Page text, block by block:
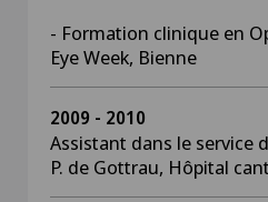
- Formation clinique en
Eye Week, Bienne
2009 - 2010
Assistant dans le service
P. de Gottrau, Hôpital